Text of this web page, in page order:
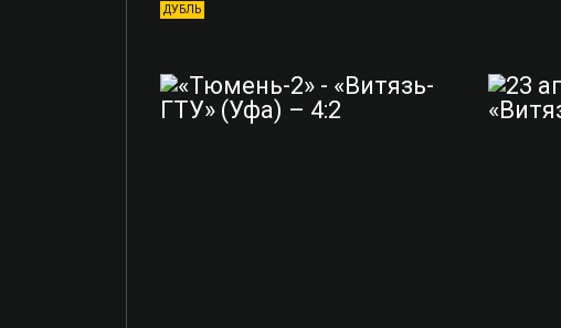
ДУБЛЬ